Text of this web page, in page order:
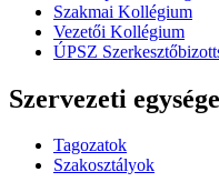
Szakmai Kollégium
Vezetői Kollégium
ÚPSZ
Szervezeti
Tagozatok
Szakosztályok